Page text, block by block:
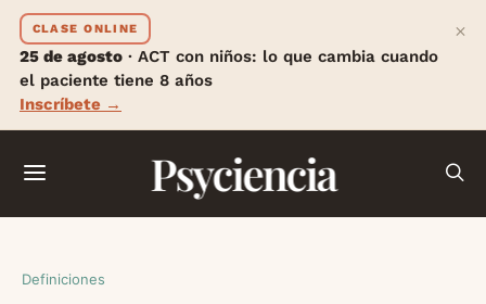
CLASE ONLINE
25 de agosto · ACT con niños: lo que cambia cuando
el paciente tiene 8 años
Inscríbete →
×
Psyciencia
Definiciones